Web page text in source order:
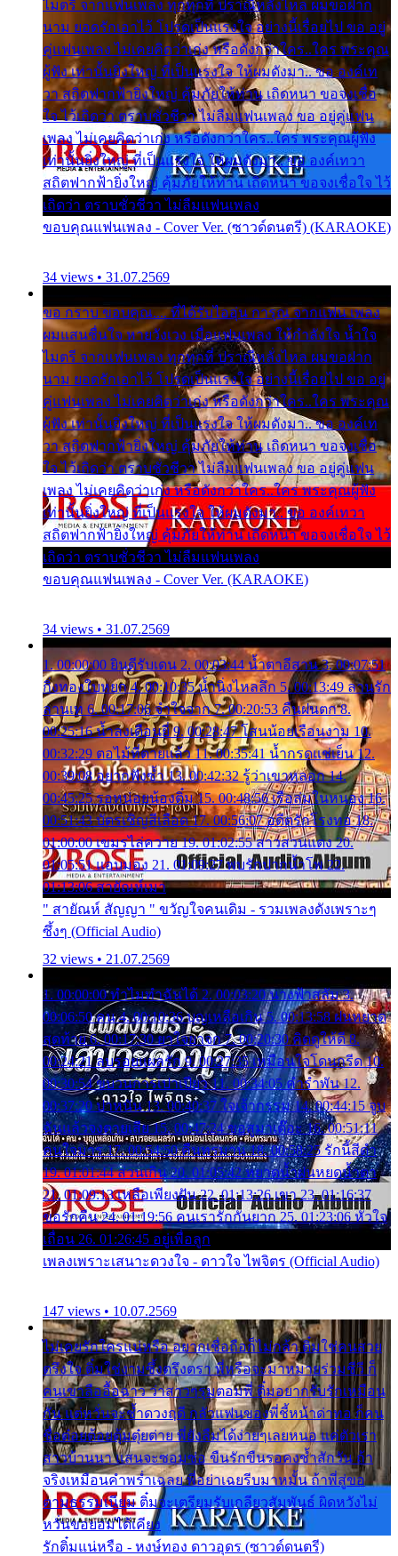
ไมตรี จากแฟนเพลง ทุกทุกที่ ปราณีหลั่งไหล ผมขอฝาก
นาม ยอดรักเอาไว้ โปรดเป็นแรงใจ อย่างนี้เรื่อยไป ขอ อยู่
คู่แฟนเพลง ไม่เคยคิดว่าเก่ง หรือดังกว่าใคร..ใคร พระคุณ
ผู้ฟัง เท่านั้นยิ่งใหญ่ ที่เป็นแรงใจ ให้ผมดังมา.. ขอ องค์เท
วา สถิตฟากฟ้ายิ่งใหญ่ คุ้มภัยให้ท่าน เถิดหนา ขอจงเชื่อ
ใจ ไว้เถิดว่า ตราบชั่วชีวา ไม่ลืมแฟนเพลง ขอ อยู่คู่แฟน
เพลง ไม่เคยคิดว่าเก่ง หรือดังกว่าใคร..ใคร พระคุณผู้ฟัง
เท่านั้นยิ่งใหญ่ ที่เป็นแรงใจ ให้ผมดังมา.. ขอ องค์เทวา
สถิตฟากฟ้ายิ่งใหญ่ คุ้มภัยให้ท่าน เถิดหนา ขอจงเชื่อใจ ไว้
เถิดว่า ตราบชั่วชีวา ไม่ลืมแฟนเพลง
ขอบคุณแฟนเพลง - Cover Ver. (ซาวด์ดนตรี) (KARAOKE)
34 views • 31.07.2569
ขอ กราบ ขอบคุณ.... ที่ได้รับไออุ่น การุณ จากแฟน เพลง
ผมแสนชื่นใจ หายวังเวง เมื่อแฟนเพลง ให้กำลังใจ น้ำใจ
ไมตรี จากแฟนเพลง ทุกทุกที่ ปราณีหลั่งไหล ผมขอฝาก
นาม ยอดรักเอาไว้ โปรดเป็นแรงใจ อย่างนี้เรื่อยไป ขอ อยู่
คู่แฟนเพลง ไม่เคยคิดว่าเก่ง หรือดังกว่าใคร..ใคร พระคุณ
ผู้ฟัง เท่านั้นยิ่งใหญ่ ที่เป็นแรงใจ ให้ผมดังมา.. ขอ องค์เท
วา สถิตฟากฟ้ายิ่งใหญ่ คุ้มภัยให้ท่าน เถิดหนา ขอจงเชื่อ
ใจ ไว้เถิดว่า ตราบชั่วชีวา ไม่ลืมแฟนเพลง ขอ อยู่คู่แฟน
เพลง ไม่เคยคิดว่าเก่ง หรือดังกว่าใคร..ใคร พระคุณผู้ฟัง
เท่านั้นยิ่งใหญ่ ที่เป็นแรงใจ ให้ผมดังมา.. ขอ องค์เทวา
สถิตฟากฟ้ายิ่งใหญ่ คุ้มภัยให้ท่าน เถิดหนา ขอจงเชื่อใจ ไว้
เถิดว่า ตราบชั่วชีวา ไม่ลืมแฟนเพลง
ขอบคุณแฟนเพลง - Cover Ver. (KARAOKE)
34 views • 31.07.2569
1. 00:00:00 ยินดีรับเดน 2. 00:03:44 น้ำตาอีสาน 3. 00:07:51
กิ่งทองใบหยก 4. 00:10:35 น้ำนิ่งไหลลึก 5. 00:13:49 ลานรัก
ลานเท 6. 00:17:06 จำใจจาก 7. 00:20:53 คืนฝนตก 8.
00:25:16 น้ำลงเดือนยี่ 9. 00:28:47 โสนน้อยเรือนงาม 10.
00:32:29 ตอไม้ที่ตายแล้ว 11. 00:35:41 น้ำกรดแช่เย็น 12.
00:39:08 อยากฟังซ้ำ 13. 00:42:32 รู้ว่าเขาหลอก 14.
00:45:25 รอหน่อยน้องติ๋ม 15. 00:48:56 เรือล่มในหนอง 16.
00:51:43 บัตรเชิญสีเลือด 17. 00:56:07 อดีตรักโรงทอ 18.
01:00:00 เขมรไล่ควาย 19. 01:02:55 สาวสวนแตง 20.
01:05:51 แอบมอง 21. 01:09:27 พบรักปากน้ำโพ 22.
01:13:06 สายัณห์เมา
" สายัณห์ สัญญา " ขวัญใจคนเดิม - รวมเพลงดังเพราะๆ
ซึ้งๆ (Official Audio)
32 views • 21.07.2569
1. 00:00:00 ทำไมทำฉันได้ 2. 00:03:20 นางฟ้าสลัม 3.
00:06:50 คน 4. 00:10:36 บุญเหลือเกิน 5. 00:13:58 ฝนหยาด
สุดท้าย 6. 00:17:30 ยาใจยาจก 7. 00:20:30 คิดดูให้ดี 8.
00:24:21 ลบรอยแผลรัก 9. 00:27:35 เหมือนใจโดนกรีด 10.
00:30:54 ขบวนการเปาเปียว 11. 00:34:05 คำรำพัน 12.
00:37:20 ปาหนัน 13. 00:40:37 ใจเจ้ากรรม 14. 00:44:15 จูบ
ฉันแล้วจงตายเสีย 15. 00:47:24 ขอสูมาเต๊อะ 16. 00:51:11
คนใจมาร 17. 00:54:50 คืนทรมาน 18. 00:58:25 รักนี้สีดำ
19. 01:01:44 ส่วนเกิน 20. 01:05:42 หยาดน้ำฝนหยดน้ำตา
21. 01:09:13 เหลือเพียงฝัน 22. 01:13:26 เขา 23. 01:16:37
ขอรักคืน 24. 01:19:56 คนเรารักกันยาก 25. 01:23:06 หัวใจ
เถื่อน 26. 01:26:45 อยู่เพื่อลูก
เพลงเพราะเสนาะดวงใจ - ดาวใจ ไพจิตร (Official Audio)
147 views • 10.07.2569
ไม่เคยรักใครแน่หรือ อยากเชื่อถือก็ไม่กล้า ติ๋มใช่คนสวย
ตรึงใจ ติ๋มใช่งามซึ้งตรึงตรา พี่หรือจะมาหมายร่วมชีวี ก็
คนเขาลืออื้อฉาว ว่าสาวๆรุมตอมพี่ ติ๋มอยากรับรักเหมือน
กัน แต่หวั่นจะช้ำดวงฤดี กลัวแฟนของพี่ชี้หน้าด่าทอ ก็คน
ชื่อต๋อยต้อยตุ้มตุ๋ยต่าย พี่ยังลืมได้ง่ายๆเลยหนอ แค่ตัวเรา
สาวบ้านนา แสนจะซอมซ่อ ขืนรักขืนรอคงช้ำสักวัน ถ้า
จริงเหมือนคำพร่ำเฉลย พี่อย่าเฉยรีบมาหมั้น ถ้าพี่สู่ขอ
ตามธรรมเนียม ติ๋มจะเตรียมรับเกลียวสัมพันธ์ ผิดหวังไม่
หวั่นขอยอมได้เคียง
รักติ๋มแน่หรือ - หงษ์ทอง ดาวอุดร (ซาวด์ดนตรี)